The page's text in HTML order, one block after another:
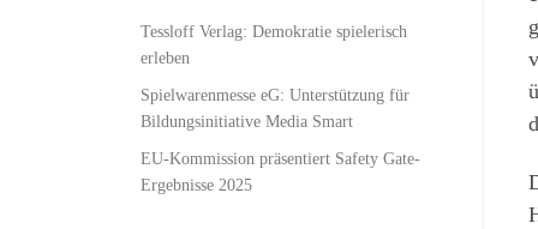
Tessloff Verlag: Demokratie spielerisch
erleben
Spielwarenmesse eG: Unterstützung für
Bildungsinitiative Media Smart
EU-Kommission präsentiert Safety Gate-
Ergebnisse 2025